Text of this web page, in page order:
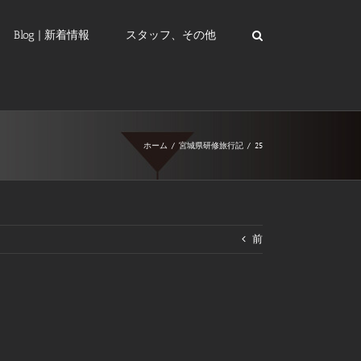
Blog | 新着情報 スタッフ、その他
ホーム / 宮城県研修旅行記 / 25
前